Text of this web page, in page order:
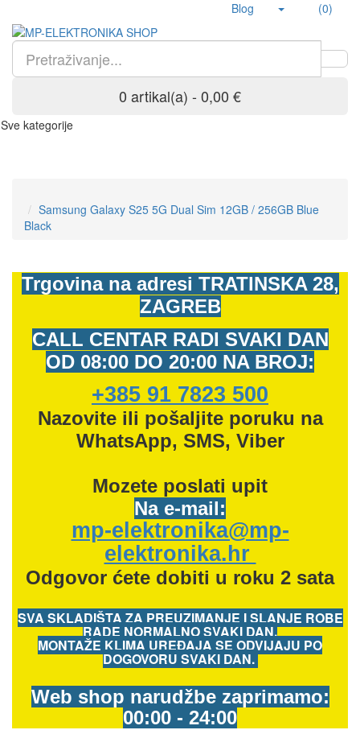
Blog (0)
0 artikal(a) - 0,00 €
Sve kategorije
Samsung Galaxy S25 5G Dual Sim 12GB / 256GB Blue
Black
Trgovina na adresi TRATINSKA 28,
ZAGREB
CALL CENTAR RADI SVAKI DAN
OD 08:00 DO 20:00 NA BROJ:
+385 91 7823 500
Nazovite ili pošaljite poruku na
WhatsApp, SMS, Viber
Mozete poslati upit
Na e-mail:
mp-elektronika@mp-
elektronika.hr
Odgovor ćete dobiti u roku 2 sata
SVA SKLADIŠTA ZA PREUZIMANJE I SLANJE ROBE
RADE NORMALNO SVAKI DAN.
MONTAŽE KLIMA UREĐAJA SE ODVIJAJU PO
DOGOVORU SVAKI DAN.
Web shop narudžbe zaprimamo:
00:00 - 24:00